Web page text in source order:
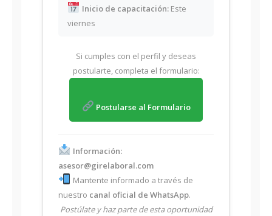
Inicio de capacitación:Este
viernes
Si cumples con el perfil y deseas
postularte, completa el formulario:
Postularse al Formulario
Información:
asesor@girelaboral.com
Mantente informado a través de
nuestro canal oficial de WhatsApp.
Postúlate y haz parte de esta oportunidad